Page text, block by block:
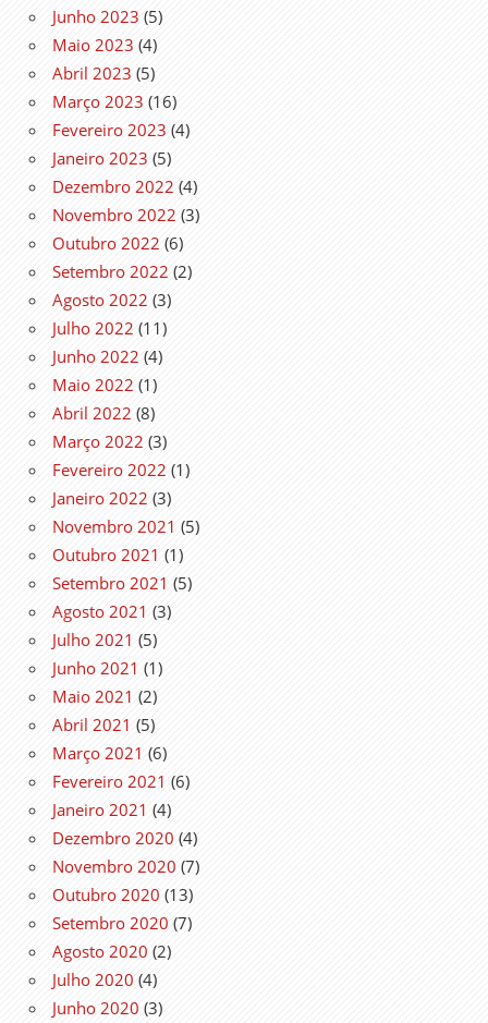
Junho 2023 (5)
Maio 2023 (4)
Abril 2023 (5)
Março 2023 (16)
Fevereiro 2023 (4)
Janeiro 2023 (5)
Dezembro 2022 (4)
Novembro 2022 (3)
Outubro 2022 (6)
Setembro 2022 (2)
Agosto 2022 (3)
Julho 2022 (11)
Junho 2022 (4)
Maio 2022 (1)
Abril 2022 (8)
Março 2022 (3)
Fevereiro 2022 (1)
Janeiro 2022 (3)
Novembro 2021 (5)
Outubro 2021 (1)
Setembro 2021 (5)
Agosto 2021 (3)
Julho 2021 (5)
Junho 2021 (1)
Maio 2021 (2)
Abril 2021 (5)
Março 2021 (6)
Fevereiro 2021 (6)
Janeiro 2021 (4)
Dezembro 2020 (4)
Novembro 2020 (7)
Outubro 2020 (13)
Setembro 2020 (7)
Agosto 2020 (2)
Julho 2020 (4)
Junho 2020 (3)